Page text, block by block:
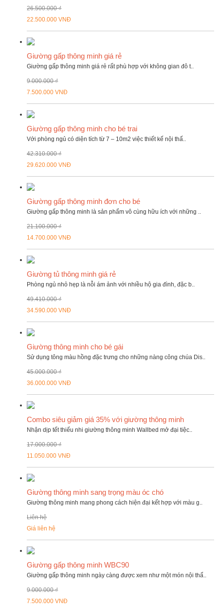
26.500.000 ₫
22.500.000 VNĐ
Giường gấp thông minh giá rẻ
Giường gấp thông minh giá rẻ rất phù hợp với không gian đô t..
9.000.000 ₫
7.500.000 VNĐ
Giường gấp thông minh cho bé trai
Với phòng ngủ có diện tích từ 7 – 10m2 việc thiết kế nội thấ..
42.310.000 ₫
29.620.000 VNĐ
Giường gấp thông minh đơn cho bé
Giường gấp thông minh là sản phẩm vô cùng hữu ích với những ..
21.100.000 ₫
14.700.000 VNĐ
Giường tủ thông minh giá rẻ
Phòng ngủ nhỏ hẹp là nỗi ám ảnh với nhiều hộ gia đình, đặc b..
49.410.000 ₫
34.590.000 VNĐ
Giường thông minh cho bé gái
Sử dụng tông màu hồng đặc trưng cho những nàng công chúa Dis..
45.000.000 ₫
36.000.000 VNĐ
Combo siêu giảm giá 35% với giường thông minh
Nhận dịp tết thiếu nhi giường thông minh Wallbed mở đại tiệc..
17.000.000 ₫
11.050.000 VNĐ
Giường thông minh sang trọng màu óc chó
Giường thông minh mang phong cách hiện đại kết hợp với màu g..
Liên hệ
Giá liên hệ
Giường gấp thông minh WBC90
Giường gấp thông minh ngày càng được xem như một món nội thấ..
9.000.000 ₫
7.500.000 VNĐ